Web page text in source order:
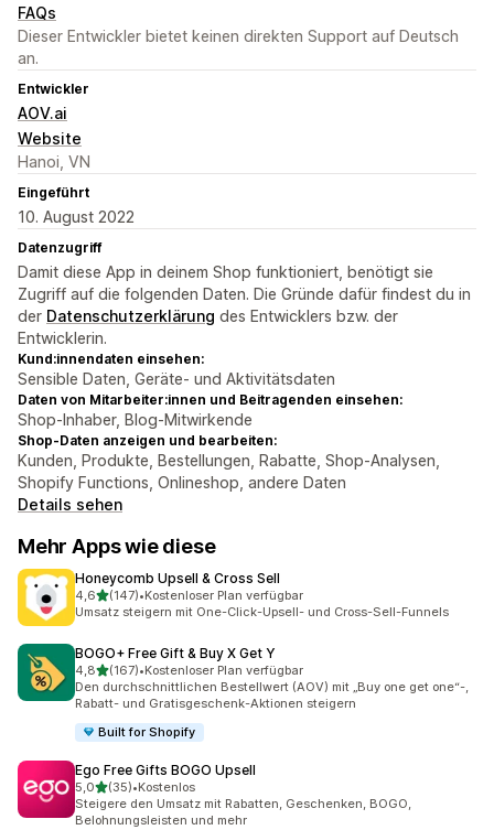
FAQs
Dieser Entwickler bietet keinen direkten Support auf Deutsch
an.
Entwickler
AOV.ai
Website
Hanoi, VN
Eingeführt
10. August 2022
Datenzugriff
Damit diese App in deinem Shop funktioniert, benötigt sie
Zugriff auf die folgenden Daten. Die Gründe dafür findest du in
der Datenschutzerklärung des Entwicklers bzw. der
Entwicklerin.
Kund:innendaten einsehen:
Sensible Daten, Geräte- und Aktivitätsdaten
Daten von Mitarbeiter:innen und Beitragenden einsehen:
Shop-Inhaber, Blog-Mitwirkende
Shop-Daten anzeigen und bearbeiten:
Kunden, Produkte, Bestellungen, Rabatte, Shop-Analysen,
Shopify Functions, Onlineshop, andere Daten
Details sehen
Mehr Apps wie diese
Honeycomb Upsell & Cross Sell
4,6von 5 Sternen
(147)
147 Rezensionen insgesamt
•Kostenloser Plan verfügbar
Umsatz steigern mit One-Click-Upsell- und Cross-Sell-Funnels
BOGO+ Free Gift & Buy X Get Y
4,8von 5 Sternen
(167)
167 Rezensionen insgesamt
•Kostenloser Plan verfügbar
Den durchschnittlichen Bestellwert (AOV) mit „Buy one get one“-,
Rabatt- und Gratisgeschenk-Aktionen steigern
Built for Shopify
Ego Free Gifts BOGO Upsell
5,0von 5 Sternen
(35)
35 Rezensionen insgesamt
•Kostenlos
Steigere den Umsatz mit Rabatten, Geschenken, BOGO,
Belohnungsleisten und mehr